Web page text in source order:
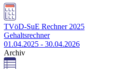
TVöD-SuE Rechner 2025
Gehaltsrechner
01.04.2025 - 30.04.2026
Archiv